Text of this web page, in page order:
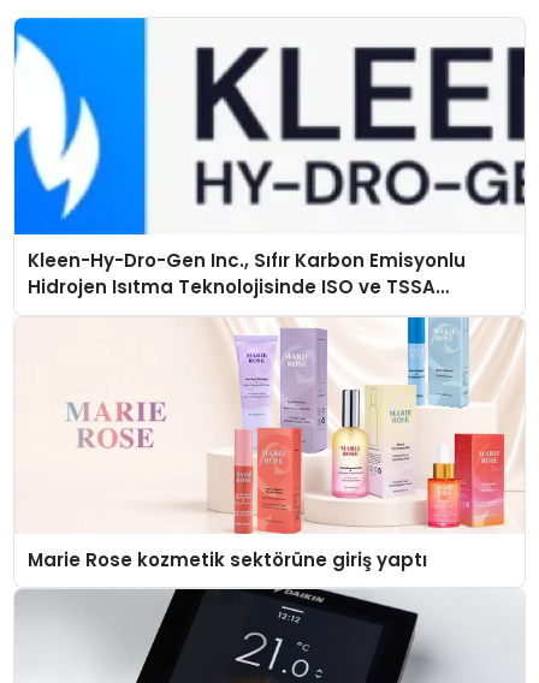
Kleen-Hy-Dro-Gen Inc., Sıfır Karbon Emisyonlu
Hidrojen Isıtma Teknolojisinde ISO ve TSSA
Düzenleyici Onaylarını Aldı
Marie Rose kozmetik sektörüne giriş yaptı